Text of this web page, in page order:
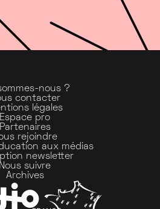
nous ?
contacter
légales
Espace pro
Partenaires
rejoindre
aux médias
newsletter
Nous suivre
Archives